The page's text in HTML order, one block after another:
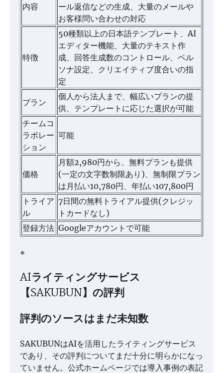
内容
ール返信などの生成、大量のメールや
お客様問い合わせの対応
特徴
50種類以上の日本語テンプレート、AI
エディター機能、大量のテキスト作
成、回答生成数のコントロール、ペル
ソナ設定、クリエイティブ度合いの指
定
プラン
個人から法人まで、幅広いプランの提
供、テンプレートに応じた選択が可能
チームコ
ラボレー
ション
可能
価格
月額2,980円から、無料プランも提供
(一定の文字数制限あり)、無制限プラン
は月払い10,780円、年払い107,800円
トライア
ル
7日間の無料トライアル提供(クレジッ
トカードなし)
登録方法 Googleアカウントで可能
*
AIライティングサービス
【SAKUBUN】の評判
評判のソースはまだ未知数
SAKUBUNはAIを活用したライティングサービス
であり、その評判についてまだ十分に明らかになっ
ていません。公式ホームページでは導入事例の表記